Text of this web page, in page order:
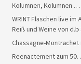
Kolumnen, Kolumnen …
WRINT Flaschen live
Reiß und Weine von
Chassagne-
Reenactement zum